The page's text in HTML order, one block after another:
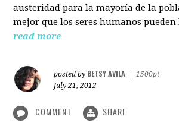
austeridad para la mayoría de la
mejor que los seres humanos pueden
read more
posted by BETSY AVILA
1500pt
July 21, 2012
COMMENT SHARE